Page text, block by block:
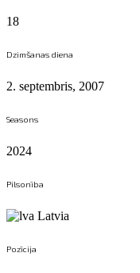
18
Dzimšanas diena
2. septembris, 2007
Seasons
2024
Pilsonība
Latvia
Pozīcija